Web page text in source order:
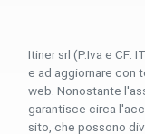
Itiner srl (P.Iva e CF:
e ad aggiornare con
web. Nonostante
garantisce circa
sito, che possono